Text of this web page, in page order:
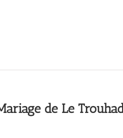
de Le